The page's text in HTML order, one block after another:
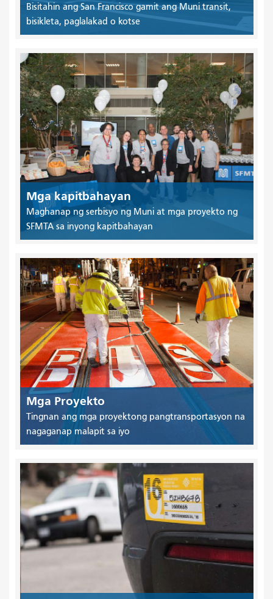
Bisitahin ang San Francisco gamit ang Muni transit,
bisikleta, paglalakad o kotse
Mga kapitbahayan
Maghanap ng serbisyo ng Muni at mga proyekto ng
SFMTA sa inyong kapitbahayan
Mga Proyekto
Tingnan ang mga proyektong pangtransportasyon na
nagaganap malapit sa iyo